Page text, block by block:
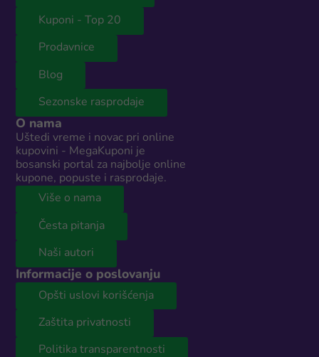
Kuponi - Top 20
Prodavnice
Blog
Sezonske rasprodaje
O nama
Uštedi vreme i novac pri online
kupovini - MegaKuponi je
bosanski portal za najbolje online
kupone, popuste i rasprodaje.
Više o nama
Česta pitanja
Naši autori
Informacije o poslovanju
Opšti uslovi korišćenja
Zaštita privatnosti
Politika transparentnosti